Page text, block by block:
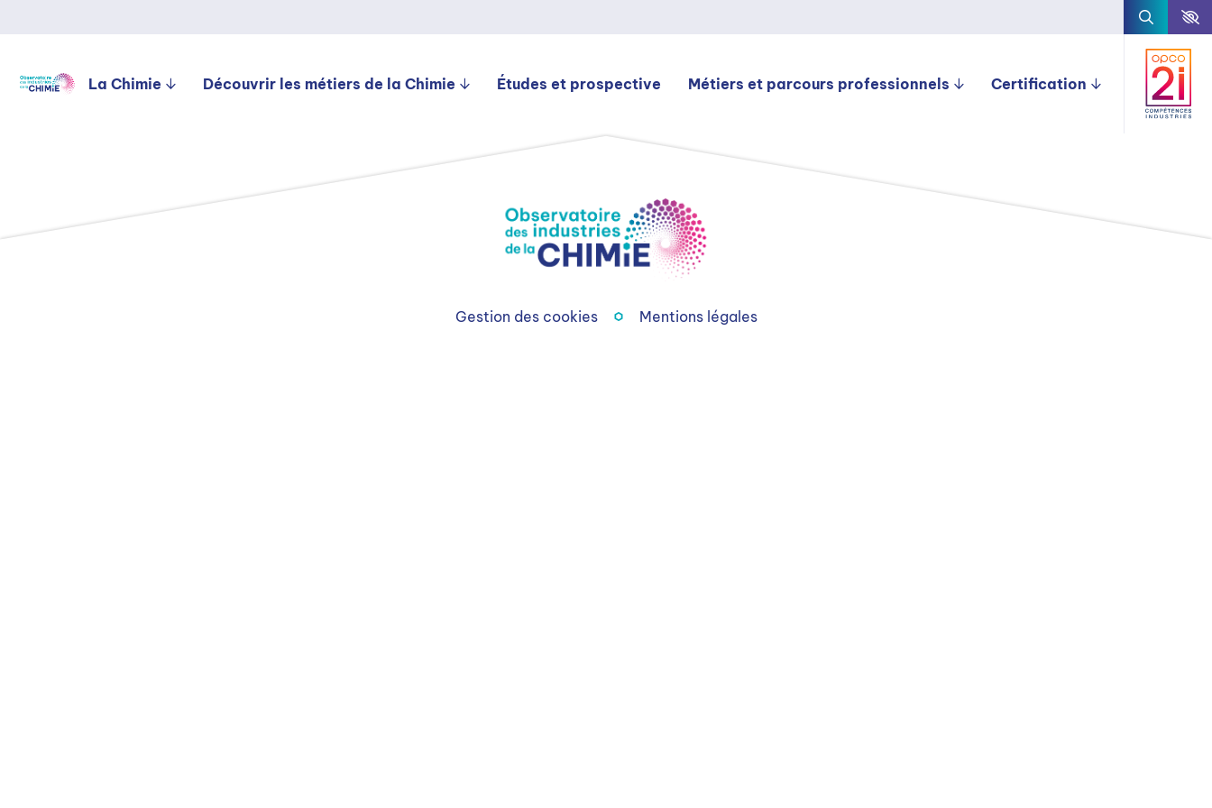
La Chimie Découvrir les métiers de la Chimie Études et prospective Métiers et parcours professionnels Certification
Gestion des cookies Mentions légales